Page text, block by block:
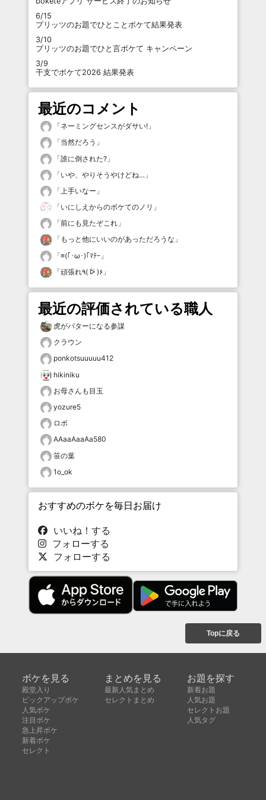
6/15
プリッツのお題でひとことボケて結果発表
3/10
プリッツのお題でひと言ボケて キャンペーン
3/9
干支でボケて2026 結果発表
最近のコメント
「ネーミングセンスがダサい! 」
「当然だろう 」
「誰に倒された? 」
「いや、やりそうやけどね… 」
「 上手いなー 」
「いにしえからのボケてのノリ 」
「前にも見たぞこれ 」
「 もっと他にいいのがあっただろうな 」
「≡(｢･ω･)｢ﾏﾃｰ 」
「
頑張れ٩( ᐖ )۶ 」
最近の評価されている職人
虎がバターになる参謀
クラウン
ponkotsuuuuu412
hikiniku
お母さんも目玉
yozure5
ロボ
AAaaAaaAa580
笹の葉
1o_ok
おすすめのボケを毎日お届け
いいね！する
フォローする
フォローする
Topに戻る
ボケを見る
殿堂入り
ピックアップボケ
人気ボケ
注目ボケ
急上昇ボケ
新着ボケ
セレクト
まとめを見る
最新人気まとめ
セレクトまとめ
お題を探す
新着お題
人気お題
セレクトお題
人気タグ